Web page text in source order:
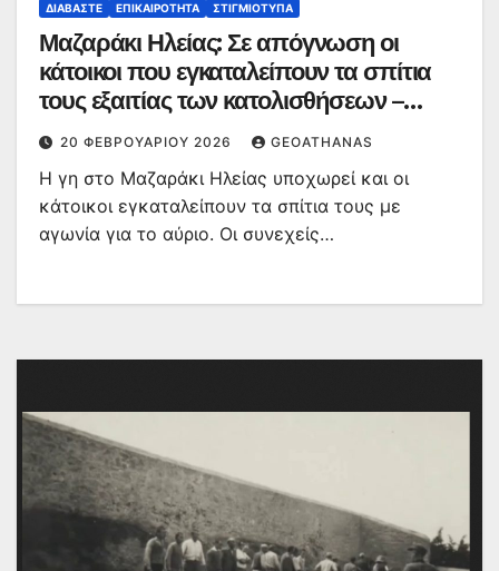
ΔΙΑΒΆΣΤΕ ΕΠΙΚΑΙΡΌΤΗΤΑ ΣΤΙΓΜΙΌΤΥΠΑ
Μαζαράκι Ηλείας: Σε απόγνωση οι
κάτοικοι που εγκαταλείπουν τα σπίτια
τους εξαιτίας των κατολισθήσεων –
«Τώρα, τα χάνω όλα»
20 ΦΕΒΡΟΥΑΡΊΟΥ 2026 GEOATHANAS
Η γη στο Μαζαράκι Ηλείας υποχωρεί και οι
κάτοικοι εγκαταλείπουν τα σπίτια τους με
αγωνία για το αύριο. Οι συνεχείς…